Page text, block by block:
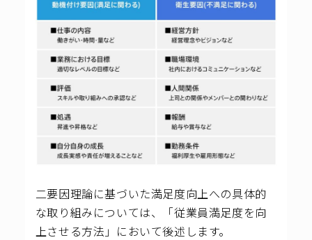
二要因理論に基づいた満足度向上への具体的
な取り組みについては、「従業員満足度を向
上させる方法」において後述します。